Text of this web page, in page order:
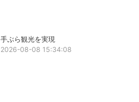
手ぶら観光を実現
2026-08-08 15:34:08